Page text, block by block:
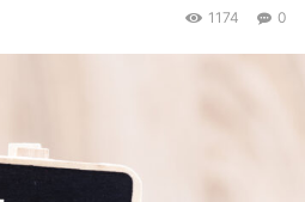
0
1174